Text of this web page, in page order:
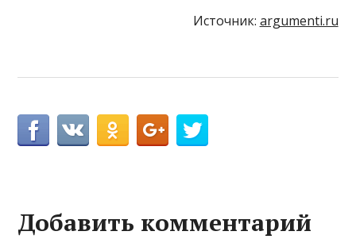
Источник: argumenti.ru
Добавить комментарий